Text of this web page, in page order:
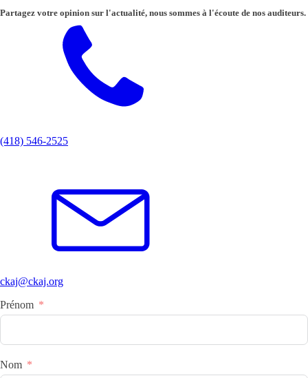
Partagez votre opinion sur l'actualité, nous sommes à l'écoute de nos auditeurs.
(418) 546-2525
ckaj@ckaj.org
Prénom
Nom